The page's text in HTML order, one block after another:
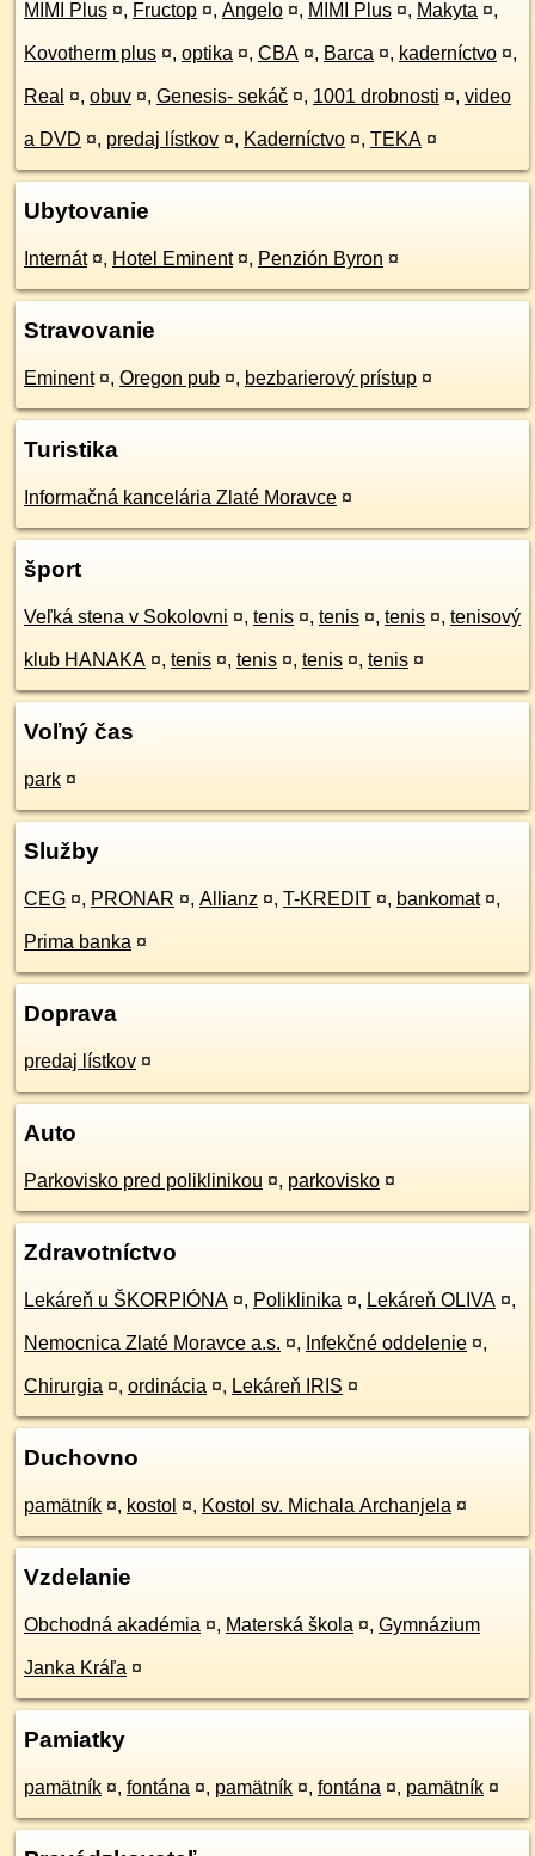
MIMI Plus ¤, Fructop ¤, Angelo ¤, MIMI Plus ¤, Makyta ¤,
Kovotherm plus ¤, optika ¤, CBA ¤, Barca ¤, kaderníctvo ¤,
Real ¤, obuv ¤, Genesis- sekáč ¤, 1001 drobnosti ¤, video
a DVD ¤, predaj lístkov ¤, Kaderníctvo ¤, TEKA ¤
Ubytovanie
Internát ¤, Hotel Eminent ¤, Penzión Byron ¤
Stravovanie
Eminent ¤, Oregon pub ¤, bezbarierový prístup ¤
Turistika
Informačná kancelária Zlaté Moravce ¤
šport
Veľká stena v Sokolovni ¤, tenis ¤, tenis ¤, tenis ¤, tenisový
klub HANAKA ¤, tenis ¤, tenis ¤, tenis ¤, tenis ¤
Voľný čas
park ¤
Služby
CEG ¤, PRONAR ¤, Allianz ¤, T-KREDIT ¤, bankomat ¤,
Prima banka ¤
Doprava
predaj lístkov ¤
Auto
Parkovisko pred poliklinikou ¤, parkovisko ¤
Zdravotníctvo
Lekáreň u ŠKORPIÓNA ¤, Poliklinika ¤, Lekáreň OLIVA ¤,
Nemocnica Zlaté Moravce a.s. ¤, Infekčné oddelenie ¤,
Chirurgia ¤, ordinácia ¤, Lekáreň IRIS ¤
Duchovno
pamätník ¤, kostol ¤, Kostol sv. Michala Archanjela ¤
Vzdelanie
Obchodná akadémia ¤, Materská škola ¤, Gymnázium
Janka Kráľa ¤
Pamiatky
pamätník ¤, fontána ¤, pamätník ¤, fontána ¤, pamätník ¤